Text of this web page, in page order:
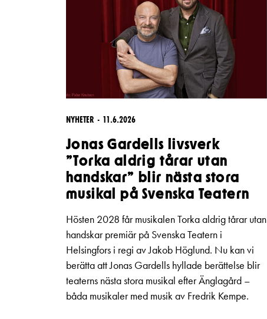
NYHETER 11.6.2026
Jonas Gardells livsverk
”Torka aldrig tårar utan
handskar” blir nästa stora
musikal på Svenska Teatern
Hösten 2028 får musikalen Torka aldrig tårar utan
handskar premiär på Svenska Teatern i
Helsingfors i regi av Jakob Höglund. Nu kan vi
berätta att Jonas Gardells hyllade berättelse blir
teaterns nästa stora musikal efter Änglagård –
båda musikaler med musik av Fredrik Kempe.